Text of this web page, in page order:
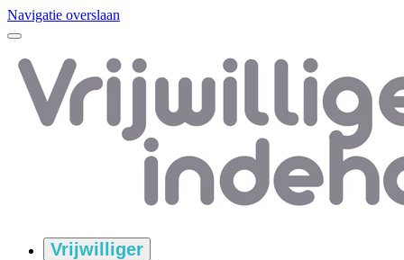
Navigatie overslaan
Vrijwilliger